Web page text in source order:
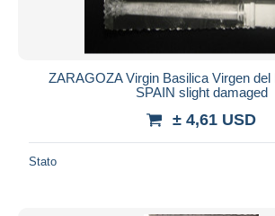
ZARAGOZA Virgin Basilica Virgen del
SPAIN slight damaged
± 4,61 USD
Stato